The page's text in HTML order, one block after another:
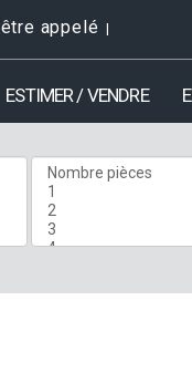
être appelé
ESTIMER / VENDRE